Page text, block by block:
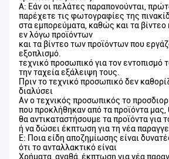
Α: Εάν οι πελάτες παραπονούνται,
παρέχετε τις φωτογραφίες της
στα εμπορεύματα, καθώς και τα βίντεο
εν λόγω προϊόντων
και τα βίντεο των προϊόντων που
εξοπλισμό.
τεχνικό προσωπικό για τον
την ταχεία εξάλειψη τους.
Πριν το τεχνικό προσωπικό δεν
διαλύσει
Αν ο τεχνικός προσωπικός το
που προκλήθηκαν από τα προϊόντα
θα αντικαταστήσουμε τα προϊόντα για
ή να δώσει έκπτωση για τη νέα
Ε: Ποια είδη αποζημίωσης είναι
ότι το ανταλλακτικό είναι
Χρήματα, αγαθά, έκπτωση για νέα